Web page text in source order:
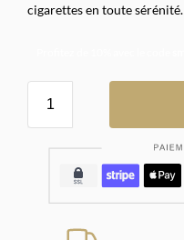
cigarettes en toute sérénité.